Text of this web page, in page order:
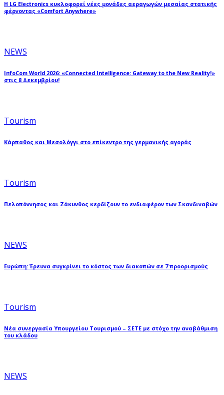
Η LG Electronics κυκλοφορεί νέες μονάδες αεραγωγών μεσαίας στατικής
φέρνοντας «Comfort Anywhere»
NEWS
InfoCom World 2026: «Connected Intelligence: Gateway to the New Reality!»
στις 8 Δεκεμβρίου!
Tourism
Κάρπαθος και Μεσολόγγι στο επίκεντρο της γερμανικής αγοράς
Tourism
Πελοπόννησος και Ζάκυνθος κερδίζουν το ενδιαφέρον των Σκανδιναβών
NEWS
Ευρώπη: Έρευνα συγκρίνει το κόστος των διακοπών σε 7 προορισμούς
Tourism
Νέα συνεργασία Υπουργείου Τουρισμού – ΣΕΤΕ με στόχο την αναβάθμιση
του κλάδου
NEWS